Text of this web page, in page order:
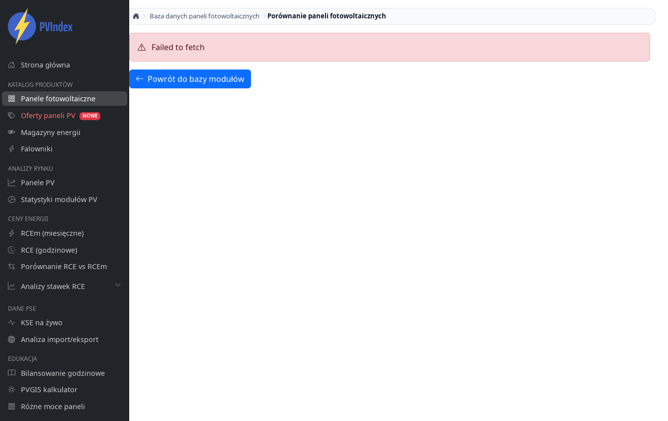
Strona główna
KATALOG PRODUKTÓW
Panele fotowoltaiczne
Oferty paneli PV
NOWE
Magazyny energii
Falowniki
ANALIZY RYNKU
Panele PV
Statystyki modułów PV
CENY ENERGII
RCEm (miesięczne)
RCE (godzinowe)
Porównanie RCE vs RCEm
Analizy stawek RCE
DANE PSE
KSE na żywo
Analiza import/eksport
EDUKACJA
Bilansowanie godzinowe
PVGIS kalkulator
Różne moce paneli
Baza danych paneli fotowoltaicznych Porównanie paneli fotowoltaicznych
Failed to fetch
Powrót do bazy modułów